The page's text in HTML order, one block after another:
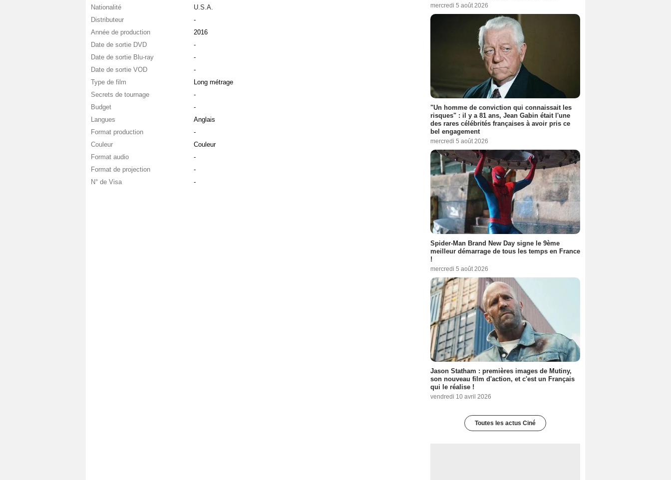
Nationalité
U.S.A.
Distributeur
-
Année de production
2016
Date de sortie DVD
-
Date de sortie Blu-ray
-
Date de sortie VOD
-
Type de film
Long métrage
Secrets de tournage
-
Budget
-
Langues
Anglais
Format production
-
Couleur
Couleur
Format audio
-
Format de projection
-
N° de Visa
-
mercredi 5 août 2026
"Un homme de conviction qui connaissait les
risques" : il y a 81 ans, Jean Gabin était l'une
des rares célébrités françaises à avoir pris ce
bel engagement
mercredi 5 août 2026
Spider-Man Brand New Day signe le 9ème
meilleur démarrage de tous les temps en France
!
mercredi 5 août 2026
Jason Statham : premières images de Mutiny,
son nouveau film d'action, et c'est un Français
qui le réalise !
vendredi 10 avril 2026
Toutes les actus Ciné